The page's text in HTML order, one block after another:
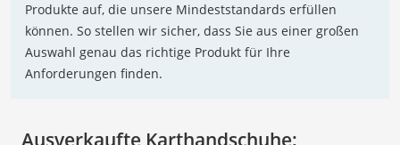
Produkte auf, die unsere Mindeststandards erfüllen
können. So stellen wir sicher, dass Sie aus einer großen
Auswahl genau das richtige Produkt für Ihre
Anforderungen finden.
Ausverkaufte Karthandschuhe: